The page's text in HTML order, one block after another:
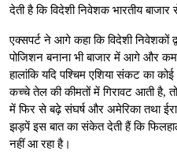
देती है कि विदेशी निवेशक भारतीय
एक्सपर्ट ने आगे कहा कि विदेशी निवेशकों
पोजिशन बनाना भी बाजार में आगे और
हालांकि यदि पश्चिम एशिया संकट का
कच्चे तेल की कीमतों में गिरावट आती है,
में फिर से बढ़े संघर्ष और अमेरिका तथा
झड़पें इस बात का संकेत देती हैं कि
नहीं आ रहा है।